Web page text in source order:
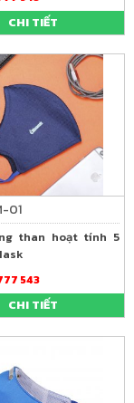
CHI TIẾT
01
than hoạt tính 5
543
CHI TIẾT